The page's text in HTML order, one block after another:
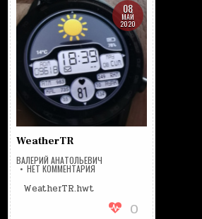
08
МАЙ
2020
WeatherTR
ВАЛЕРИЙ АНАТОЛЬЕВИЧ
НЕТ КОММЕНТАРИЯНА
WeatherTR.hwt
0